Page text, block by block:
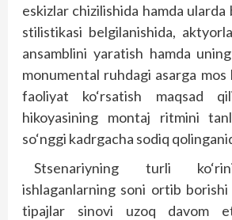
eskizlar chizilishida hamda ularda
stilistikasi belgilanishida,
ansamblini yaratish hamda
monumental ruhdagi asarga mos
faoliyat ko‘rsatish maqsad
hikoyasining montaj ritmini
so‘nggi kadrgacha sodiq
Stsenariyning turli
ishlaganlarning soni ortib
tipajlar sinovi uzoq davom